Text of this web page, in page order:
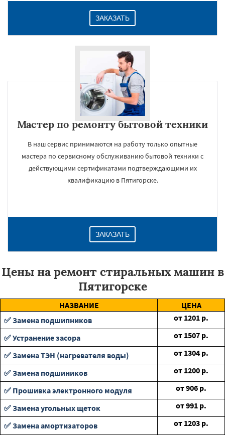
ЗАКАЗАТЬ
Мастер по ремонту бытовой техники
В наш сервис принимаются на работу только опытные
мастера по сервисному обслуживанию бытовой техники с
действующими сертификатами подтверждающими их
квалификацию в Пятигорске.
ЗАКАЗАТЬ
Цены на ремонт стиральных машин в
Пятигорске
НАЗВАНИЕ
ЦЕНА
✅ Замена подшипников
от 1201 р.
✅ Устранение засора
от 1507 р.
✅ Замена ТЭН (нагревателя воды)
от 1304 р.
✅ Замена подшиников
от 1200 р.
✅ Прошивка электронного модуля
от906 р.
✅ Замена угольных щеток
от991 р.
✅ Замена амортизаторов
от 1203 р.